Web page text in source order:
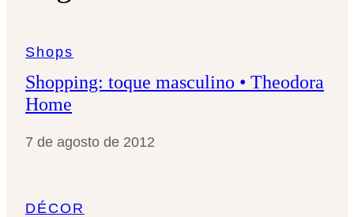
r
Shops
Shopping: toque masculino • Theodora
Home
7 de agosto de 2012
DÉCOR